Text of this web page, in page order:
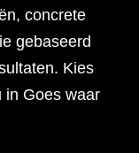
concrete
gebaseerd
Kies
in Goes waar